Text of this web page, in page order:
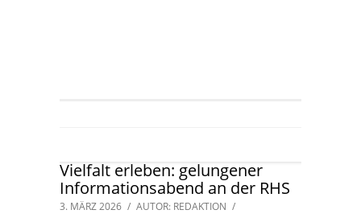
Vielfalt erleben: gelungener
Informationsabend an der RHS
3. MÄRZ 2026 / AUTOR: REDAKTION /